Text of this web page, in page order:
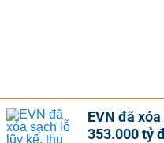
EVN đã
353.000 tỷ